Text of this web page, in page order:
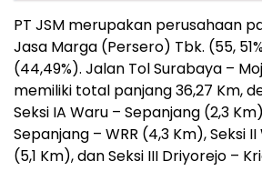
PT JSM merupakan perusahaan
Jasa Marga (Persero) Tbk. (55,
(44,49%). Jalan Tol Surabaya –
memiliki total panjang 36,27 Km,
Seksi IA Waru – Sepanjang (2,3
Sepanjang – WRR (4,3 Km), Seksi
(5,1 Km), dan Seksi III Driyorejo –